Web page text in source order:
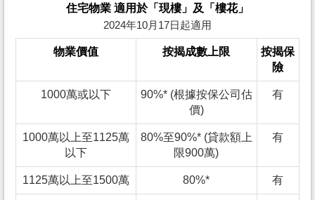
住宅物業 適用於「現樓」及「樓花」
2024年10月17日起適用
物業價值 按揭成數上限
按揭保
險
1000萬或以下
90%* (根據按保公司估
價)
有
1000萬以上至1125萬
以下
80%至90%* (貸款額上
限900萬)
有
1125萬以上至1500萬 80%* 有